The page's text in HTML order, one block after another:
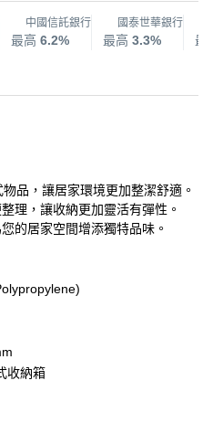
中國信託銀行
最高 6.2%
國泰世華銀行
最高 3.3% 最
品，讓居家環境更加整潔舒適。
理，讓收納更加靈活有彈性。
的居家空間增添獨特品味。
收納箱